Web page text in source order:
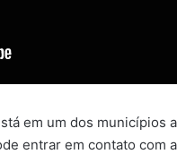
em um dos municípios
entrar em contato com